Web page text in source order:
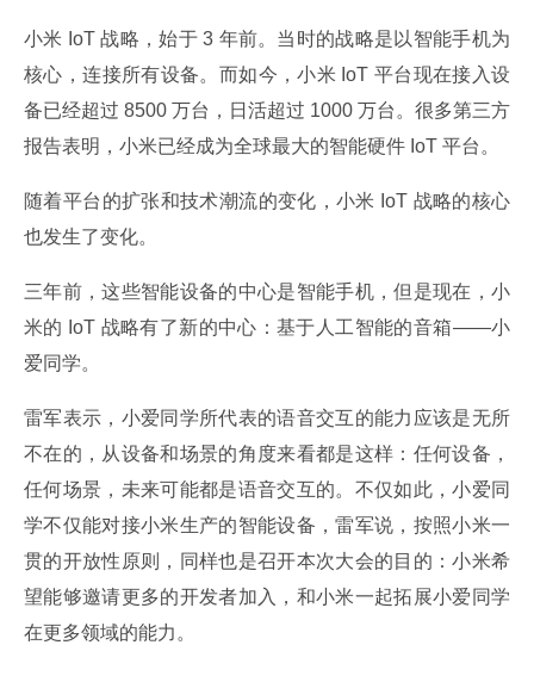
小米 IoT 战略，始于 3 年前。当时的战略是以智能手机为
核心，连接所有设备。而如今，小米 IoT 平台现在接入设
备已经超过 8500 万台，日活超过 1000 万台。很多第三方
报告表明，小米已经成为全球最大的智能硬件 IoT 平台。
随着平台的扩张和技术潮流的变化，小米 IoT 战略的核心
也发生了变化。
三年前，这些智能设备的中心是智能手机，但是现在，小
米的 IoT 战略有了新的中心：基于人工智能的音箱——小
爱同学。
雷军表示，小爱同学所代表的语音交互的能力应该是无所
不在的，从设备和场景的角度来看都是这样：任何设备，
任何场景，未来可能都是语音交互的。不仅如此，小爱同
学不仅能对接小米生产的智能设备，雷军说，按照小米一
贯的开放性原则，同样也是召开本次大会的目的：小米希
望能够邀请更多的开发者加入，和小米一起拓展小爱同学
在更多领域的能力。